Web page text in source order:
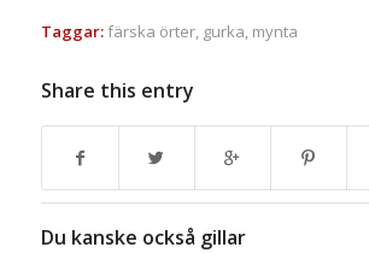
Taggar:färska örter, gurka, mynta
Share this entry
Du kanske också gillar